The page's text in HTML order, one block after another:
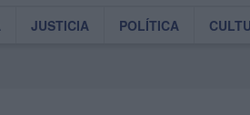
JUSTICIA POLÍTICA